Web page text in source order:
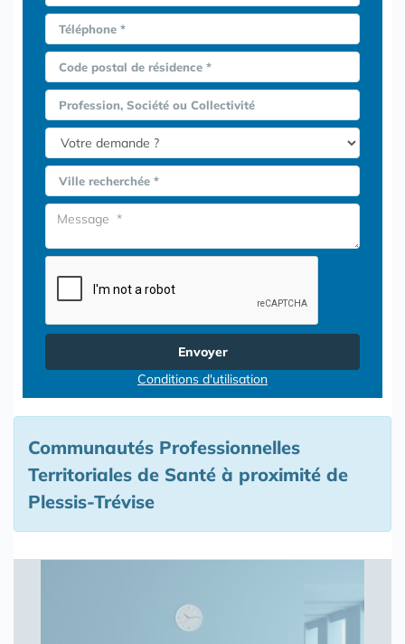
Téléphone *
Code postal de résidence *
Profession, Société ou Collectivité
Ville recherchée *
Envoyer
Conditions d'utilisation
Communautés Professionnelles
Territoriales de Santé à proximité de
Plessis-Trévise